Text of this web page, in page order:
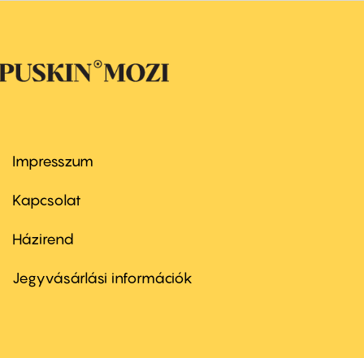
Footer
first
Impresszum
Kapcsolat
Footer
second
Házirend
Jegyvásárlási információk